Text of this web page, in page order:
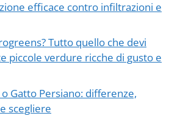
efficace contro infiltrazioni e
Tutto quello che devi
piccole verdure ricche di gusto e
Gatto Persiano: differenze,
scegliere